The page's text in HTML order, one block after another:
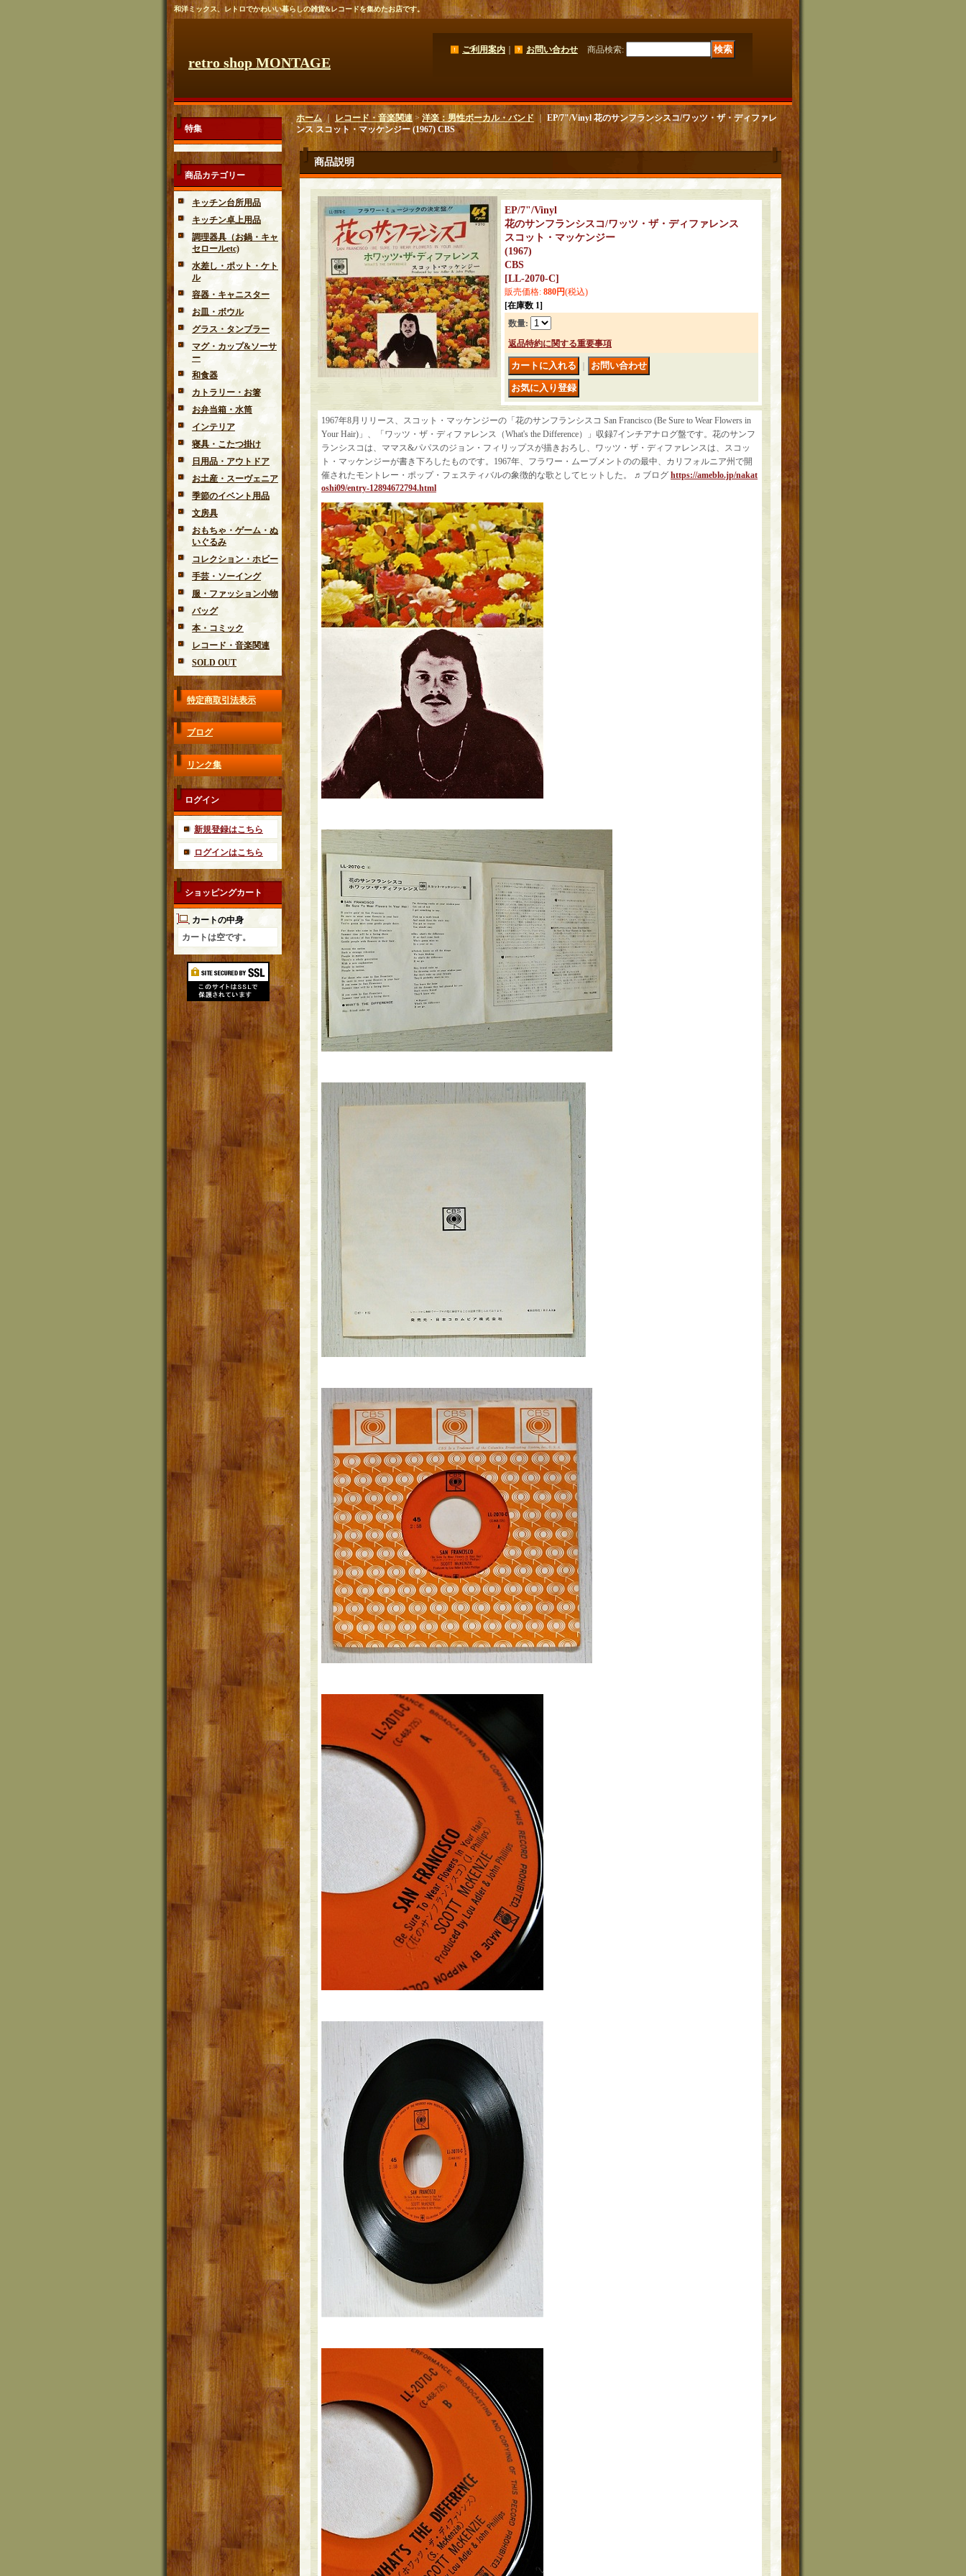
和洋ミックス、レトロでかわいい暮らしの雑貨&レコードを集めたお店です。
retro shop MONTAGE
ご利用案内 お問い合わせ 商品検索:
特集
商品カテゴリー
キッチン台所用品
キッチン卓上用品
調理器具（お鍋・キャ
セロールetc)
水差し・ポット・ケト
ル
容器・キャニスター
お皿・ボウル
グラス・タンブラー
マグ・カップ&ソーサ
ー
和食器
カトラリー・お箸
お弁当箱・水筒
インテリア
寝具・こたつ掛け
日用品・アウトドア
お土産・スーヴェニア
季節のイベント用品
文房具
おもちゃ・ゲーム・ぬ
いぐるみ
コレクション・ホビー
手芸・ソーイング
服・ファッション小物
バッグ
本・コミック
レコード・音楽関連
SOLD OUT
特定商取引法表示
ブログ
リンク集
ログイン
新規登録はこちら
ログインはこちら
ショッピングカート
カートの中身
カートは空です。
ホーム｜ レコード・音楽関連 > 洋楽：男性ボーカル・バンド｜EP/7"/Vinyl 花のサンフランシスコ/ワッツ・ザ・ディファレ
ンス スコット・マッケンジー (1967) CBS
商品説明
EP/7"/Vinyl
花のサンフランシスコ/ワッツ・ザ・ディファレンス
スコット・マッケンジー
(1967)
CBS
[LL-2070-C]
販売価格: 880円(税込)
[在庫数 1]
数量:
返品特約に関する重要事項
1967年8月リリース、スコット・マッケンジーの「花のサンフランシスコ San Francisco (Be Sure to Wear Flowers in
Your Hair)」、「ワッツ・ザ・ディファレンス（What's the Difference）」収録7インチアナログ盤です。花のサンフ
ランシスコは、ママス&パパスのジョン・フィリップスが描きおろし、ワッツ・ザ・ディファレンスは、スコッ
ト・マッケンジーが書き下ろしたものです。1967年、フラワー・ムーブメントのの最中、カリフォルニア州で開
催されたモントレー・ポップ・フェスティバルの象徴的な歌としてヒットした。 ♬ブログ https://ameblo.jp/nakat
oshi09/entry-12894672794.html